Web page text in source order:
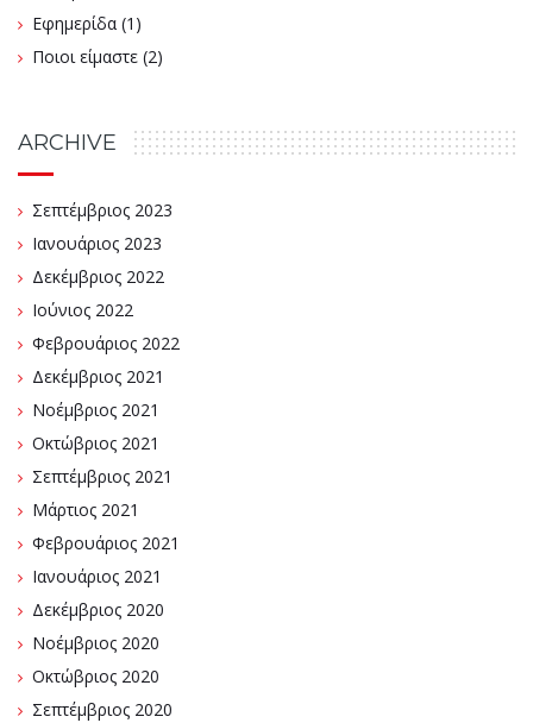
Εφημερίδα (1)
Ποιοι είμαστε (2)
ARCHIVE
Σεπτέμβριος 2023
Ιανουάριος 2023
Δεκέμβριος 2022
Ιούνιος 2022
Φεβρουάριος 2022
Δεκέμβριος 2021
Νοέμβριος 2021
Οκτώβριος 2021
Σεπτέμβριος 2021
Μάρτιος 2021
Φεβρουάριος 2021
Ιανουάριος 2021
Δεκέμβριος 2020
Νοέμβριος 2020
Οκτώβριος 2020
Σεπτέμβριος 2020